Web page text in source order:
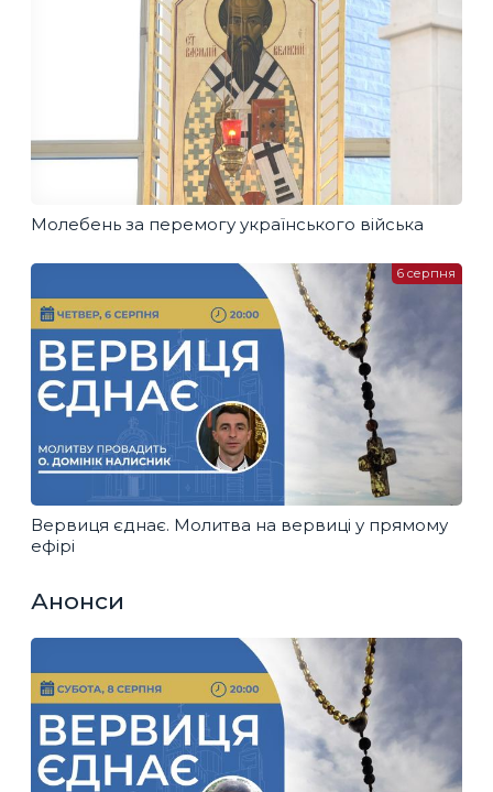
Молебень за перемогу українського війська
Вервиця єднає. Молитва на вервиці у прямому
ефірі
6 серпня
Анонси